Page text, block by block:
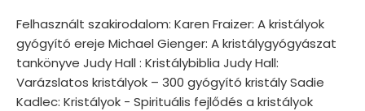
Felhasznált szakirodalom: Karen Fraizer: A kristályok
gyógyító ereje Michael Gienger: A kristálygyógyászat
tankönyve Judy Hall : Kristálybiblia Judy Hall:
Varázslatos kristályok – 300 gyógyító kristály Sadie
Kadlec: Kristályok - Spirituális fejlődés a kristályok